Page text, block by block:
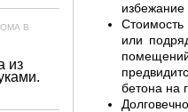
или
бетона на
В
из